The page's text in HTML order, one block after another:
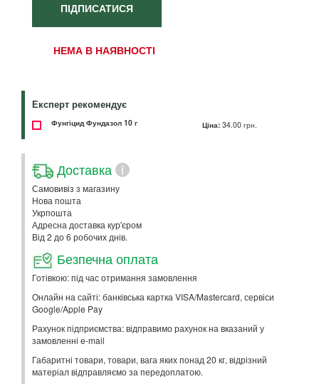
ПІДПИСАТИСЯ
НЕМА В НАЯВНОСТІ
Експерт рекомендує
Фунгіцид Фундазол 10 г Ціна: 34.00 грн.
Доставка i
Самовивіз з магазину
Нова пошта
Укрпошта
Адресна доставка кур'єром
Від 2 до 6 робочих днів.
Безпечна оплата
Готівкою: під час отримання замовлення
Онлайн на сайті: банківська картка VISA/Mastercard, сервіси
Google/Apple Pay
Рахунок підприємства: відправимо рахунок на вказаний у
замовленні e-mail
Габаритні товари, товари, вага яких понад 20 кг, відрізний
матеріал відправляємо за передоплатою.